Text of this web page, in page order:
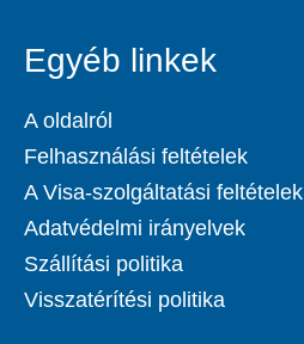
Egyéb linkek
A oldalról
Felhasználási feltételek
A Visa-szolgáltatási feltételek
Adatvédelmi irányelvek
Szállítási politika
Visszatérítési politika